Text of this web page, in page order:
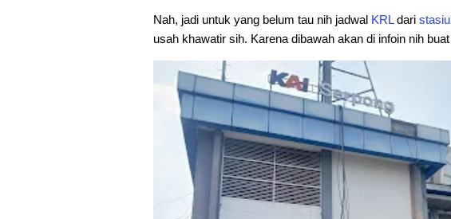
Nah, jadi untuk yang belum tau nih jadwal KRLdari
usah khawatir sih. Karena dibawah akan di infoin nih